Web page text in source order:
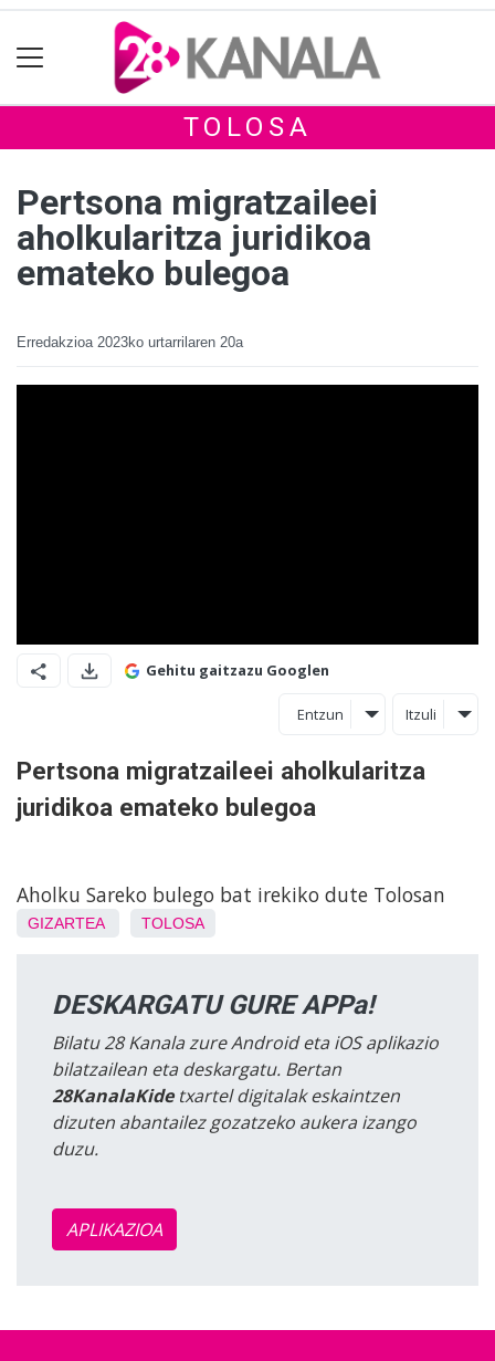
TOLOSA
Pertsona migratzaileei
aholkularitza juridikoa
emateko bulegoa
Erredakzioa 2023ko urtarrilaren 20a
Gehitu gaitzazu Googlen
Entzun Itzuli
Pertsona migratzaileei aholkularitza
juridikoa emateko bulegoa
Aholku Sareko bulego bat irekiko dute Tolosan
GIZARTEA TOLOSA
DESKARGATU GURE APPa!
Bilatu 28 Kanala zure Android eta iOS aplikazio
bilatzailean eta deskargatu. Bertan
28KanalaKidetxartel digitalak eskaintzen
dizuten abantailez gozatzeko aukera izango
duzu.
APLIKAZIOA